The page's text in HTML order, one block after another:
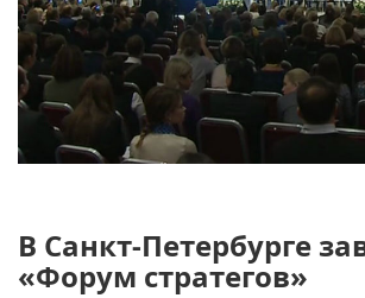
В Санкт-Петербурге
«Форум стратегов»